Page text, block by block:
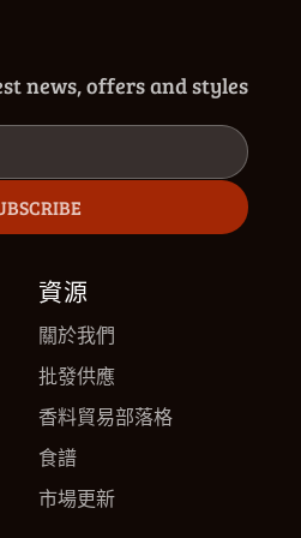
news, offers and styles
資源
關於我們
批發供應
香料貿易部落格
食譜
市場更新